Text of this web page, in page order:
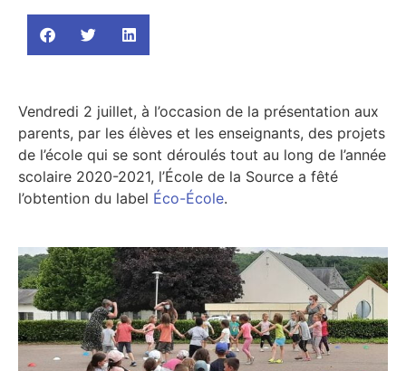
Vendredi 2 juillet, à l’occasion de la présentation aux
parents, par les élèves et les enseignants, des projets
de l’école qui se sont déroulés tout au long de l’année
scolaire 2020-2021, l’École de la Source a fêté
l’obtention du label Éco-École.